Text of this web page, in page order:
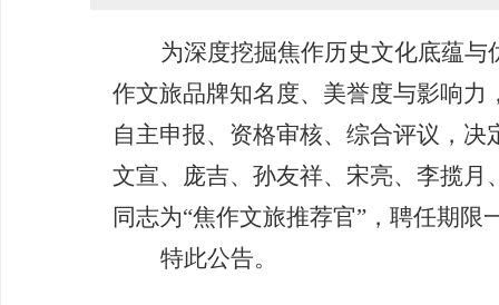
为深度挖掘焦作历史文化底蕴
作文旅品牌知名度、美誉度与影响
自主申报、资格审核、综合评议，
文宣、庞吉、孙友祥、宋亮、李揽
同志为“焦作文旅推荐官”，聘任期限
特此公告。